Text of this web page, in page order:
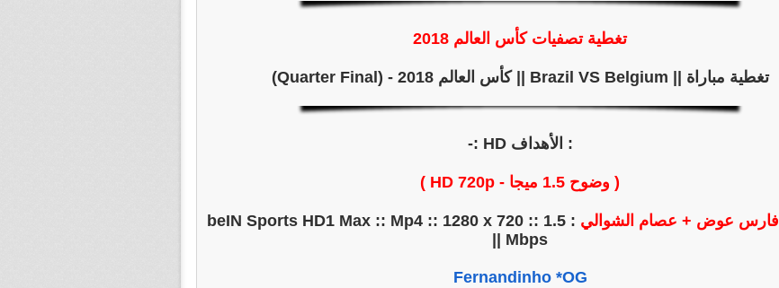
تغطية تصفيات كأس العالم 2018
تغطية مباراة || Brazil VS Belgium || كأس العالم 2018 - (Quarter Final)
: الأهداف HD :-
( وضوح 1.5 ميجا - HD 720p )
فارس عوض + عصام الشوالي
: beIN Sports HD1 Max :: Mp4 :: 1280 x 720 :: 1.5
Mbps ||
Fernandinho *OG